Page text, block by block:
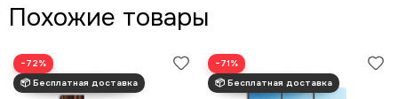
Похожие товары
−72% −71%